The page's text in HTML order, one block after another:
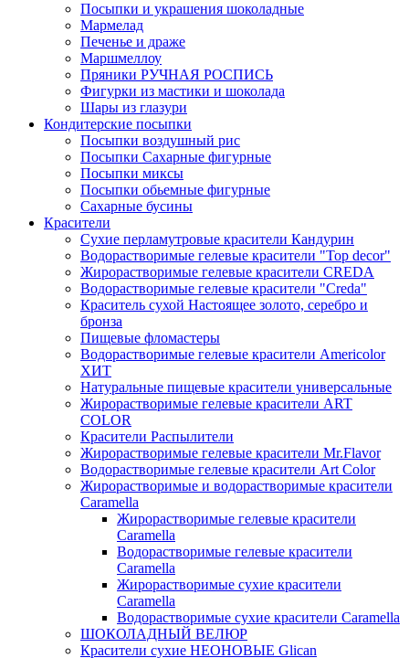
Посыпки и украшения шоколадные
Мармелад
Печенье и драже
Маршмеллоу
Пряники РУЧНАЯ РОСПИСЬ
Фигурки из мастики и шоколада
Шары из глазури
Кондитерские посыпки
Посыпки воздушный рис
Посыпки Сахарные фигурные
Посыпки миксы
Посыпки обьемные фигурные
Сахарные бусины
Красители
Сухие перламутровые красители Кандурин
Водорастворимые гелевые красители "Top decor"
Жирорастворимые гелевые красители CREDA
Водорастворимые гелевые красители "Creda"
Краситель сухой Настоящее золото, серебро и
бронза
Пищевые фломастеры
Водорастворимые гелевые красители Americolor
ХИТ
Натуральные пищевые красители универсальные
Жирорастворимые гелевые красители ART
COLOR
Красители Распылители
Жирорастворимые гелевые красители Mr.Flavor
Водорастворимые гелевые красители Art Color
Жирорастворимые и водорастворимые красители
Caramella
Жирорастворимые гелевые красители
Caramella
Водорастворимые гелевые красители
Caramella
Жирорастворимые сухие красители
Caramella
Водорастворимые сухие красители Caramella
ШОКОЛАДНЫЙ ВЕЛЮР
Красители сухие НЕОНОВЫЕ Glican